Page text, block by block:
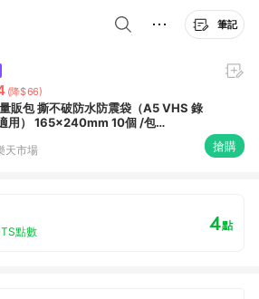
筆記
(降$66)
販包 撕不破防水防震袋（A5 VHS 錄
用） 165x240mm 10個 /包
)】8/31止
天市場 搶購
點數 4點